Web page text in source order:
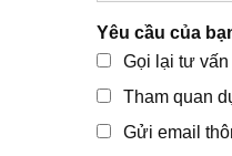
Yêu cầu của
Gọi lại tư vấn
Tham quan
Gửi email